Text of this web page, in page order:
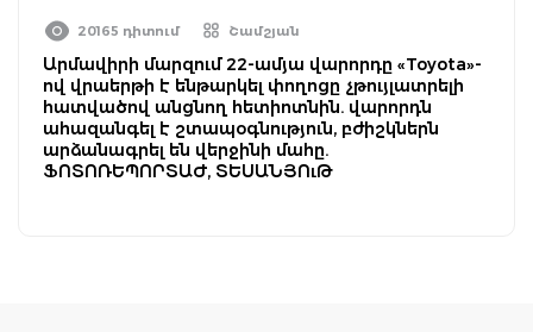
20165 դիտում Շամշյան
Արմավիրի մարզում 22-ամյա վարորդը «Toyota»-
ով վրաերթի է ենթարկել փողոցը չթույլատրելի
հատվածով անցնող հետիոտնին. վարորդն
ահազանգել է շտապօգնություն, բժիշկներն
արձանագրել են վերջինի մահը.
ՖՈՏՈՌԵՊՈՐՏԱԺ, ՏԵՍԱՆՅՈւԹ